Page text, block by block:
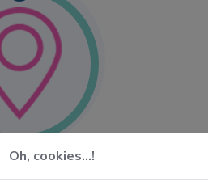
postcode
Oh, cookies...!